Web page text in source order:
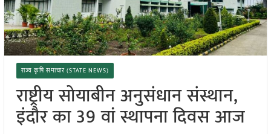
राज्य कृषि समाचार (STATE NEWS)
राष्ट्रीय सोयाबीन अनुसंधान संस्थान,
इंदौर का 39 वां स्थापना दिवस आज